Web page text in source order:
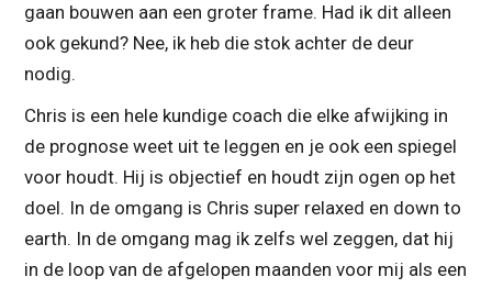
gaan bouwen aan een groter frame. Had ik dit alleen
ook gekund? Nee, ik heb die stok achter de deur
nodig.
Chris is een hele kundige coach die elke afwijking in
de prognose weet uit te leggen en je ook een spiegel
voor houdt. Hij is objectief en houdt zijn ogen op het
doel. In de omgang is Chris super relaxed en down to
earth. In de omgang mag ik zelfs wel zeggen, dat hij
in de loop van de afgelopen maanden voor mij als een